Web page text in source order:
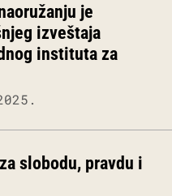
je
izveštaja
instituta za
slobodu, pravdu i